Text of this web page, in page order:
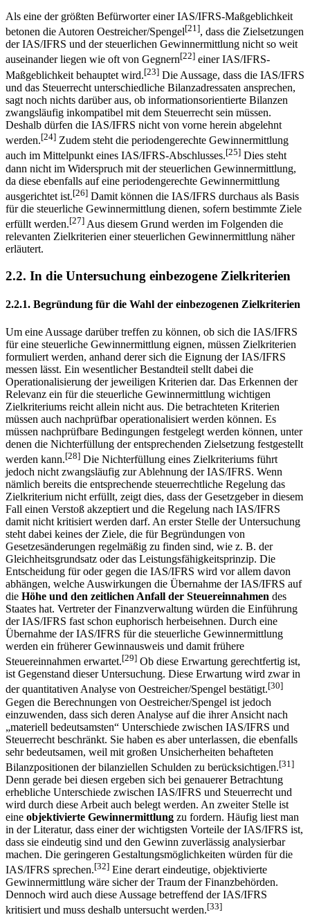
Als eine der größten Befürworter einer IAS/IFRS-Maßgeblichkeit
betonen die Autoren Oestreicher/Spengel[21], dass die Zielsetzungen
der IAS/IFRS und der steuerlichen Gewinnermittlung nicht so weit
auseinander liegen wie oft von Gegnern[22] einer IAS/IFRS-
Maßgeblichkeit behauptet wird.[23] Die Aussage, dass die IAS/IFRS
und das Steuerrecht unterschiedliche Bilanzadressaten ansprechen,
sagt noch nichts darüber aus, ob informationsorientierte Bilanzen
zwangsläufig inkompatibel mit dem Steuerrecht sein müssen.
Deshalb dürfen die IAS/IFRS nicht von vorne herein abgelehnt
werden.[24] Zudem steht die periodengerechte Gewinnermittlung
auch im Mittelpunkt eines IAS/IFRS-Abschlusses.[25] Dies steht
dann nicht im Widerspruch mit der steuerlichen Gewinnermittlung,
da diese ebenfalls auf eine periodengerechte Gewinnermittlung
ausgerichtet ist.[26] Damit können die IAS/IFRS durchaus als Basis
für die steuerliche Gewinnermittlung dienen, sofern bestimmte Ziele
erfüllt werden.[27] Aus diesem Grund werden im Folgenden die
relevanten Zielkriterien einer steuerlichen Gewinnermittlung näher
erläutert.
2.2. In die Untersuchung einbezogene Zielkriterien
2.2.1. Begründung für die Wahl der einbezogenen Zielkriterien
Um eine Aussage darüber treffen zu können, ob sich die IAS/IFRS
für eine steuerliche Gewinnermittlung eignen, müssen Zielkriterien
formuliert werden, anhand derer sich die Eignung der IAS/IFRS
messen lässt. Ein wesentlicher Bestandteil stellt dabei die
Operationalisierung der jeweiligen Kriterien dar. Das Erkennen der
Relevanz ein für die steuerliche Gewinnermittlung wichtigen
Zielkriteriums reicht allein nicht aus. Die betrachteten Kriterien
müssen auch nachprüfbar operationalisiert werden können. Es
müssen nachprüfbare Bedingungen festgelegt werden können, unter
denen die Nichterfüllung der entsprechenden Zielsetzung festgestellt
werden kann.[28] Die Nichterfüllung eines Zielkriteriums führt
jedoch nicht zwangsläufig zur Ablehnung der IAS/IFRS. Wenn
nämlich bereits die entsprechende steuerrechtliche Regelung das
Zielkriterium nicht erfüllt, zeigt dies, dass der Gesetzgeber in diesem
Fall einen Verstoß akzeptiert und die Regelung nach IAS/IFRS
damit nicht kritisiert werden darf. An erster Stelle der Untersuchung
steht dabei keines der Ziele, die für Begründungen von
Gesetzesänderungen regelmäßig zu finden sind, wie z. B. der
Gleichheitsgrundsatz oder das Leistungsfähigkeitsprinzip. Die
Entscheidung für oder gegen die IAS/IFRS wird vor allem davon
abhängen, welche Auswirkungen die Übernahme der IAS/IFRS auf
die Höhe und den zeitlichen Anfall der Steuereinnahmen des
Staates hat. Vertreter der Finanzverwaltung würden die Einführung
der IAS/IFRS fast schon euphorisch herbeisehnen. Durch eine
Übernahme der IAS/IFRS für die steuerliche Gewinnermittlung
werden ein früherer Gewinnausweis und damit frühere
Steuereinnahmen erwartet.[29] Ob diese Erwartung gerechtfertig ist,
ist Gegenstand dieser Untersuchung. Diese Erwartung wird zwar in
der quantitativen Analyse von Oestreicher/Spengel bestätigt.[30]
Gegen die Berechnungen von Oestreicher/Spengel ist jedoch
einzuwenden, dass sich deren Analyse auf die ihrer Ansicht nach
„materiell bedeutsamsten“ Unterschiede zwischen IAS/IFRS und
Steuerrecht beschränkt. Sie haben es aber unterlassen, die ebenfalls
sehr bedeutsamen, weil mit großen Unsicherheiten behafteten
Bilanzpositionen der bilanziellen Schulden zu berücksichtigen.[31]
Denn gerade bei diesen ergeben sich bei genauerer Betrachtung
erhebliche Unterschiede zwischen IAS/IFRS und Steuerrecht und
wird durch diese Arbeit auch belegt werden. An zweiter Stelle ist
eine objektivierte Gewinnermittlung zu fordern. Häufig liest man
in der Literatur, dass einer der wichtigsten Vorteile der IAS/IFRS ist,
dass sie eindeutig sind und den Gewinn zuverlässig analysierbar
machen. Die geringeren Gestaltungsmöglichkeiten würden für die
IAS/IFRS sprechen.[32] Eine derart eindeutige, objektivierte
Gewinnermittlung wäre sicher der Traum der Finanzbehörden.
Dennoch wird auch diese Aussage betreffend der IAS/IFRS
kritisiert und muss deshalb untersucht werden.[33]